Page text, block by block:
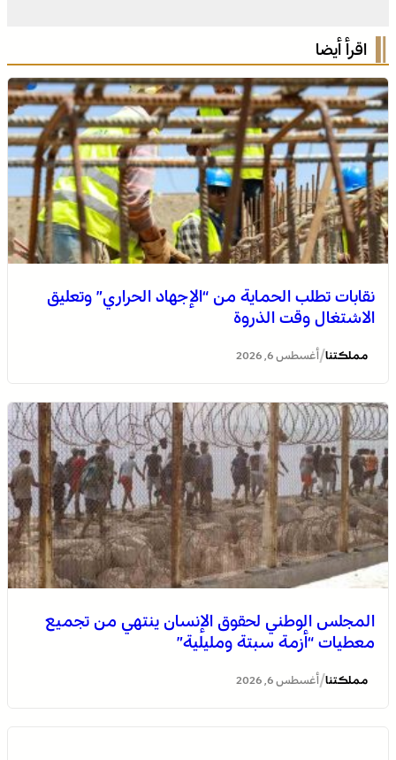
اقرأ أيضا
نقابات تطلب الحماية من “الإجهاد الحراري” وتعليق
الاشتغال وقت الذروة
مملكتنا/ أغسطس 6, 2026
المجلس الوطني لحقوق الإنسان ينتهي من تجميع
معطيات “أزمة سبتة ومليلية”
مملكتنا/ أغسطس 6, 2026